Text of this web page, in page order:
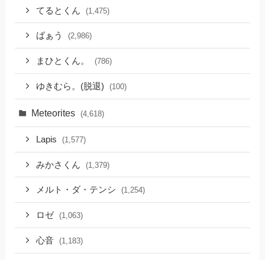
てるとくん (1,475)
ばぁう (2,986)
まひとくん。 (786)
ゆきむら。(脱退) (100)
Meteorites (4,618)
Lapis (1,577)
みかさくん (1,379)
メルト・ダ・テンシ (1,254)
ロゼ (1,063)
心音 (1,183)